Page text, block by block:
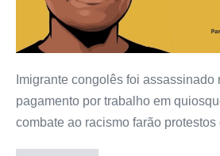
Imigrante congolês foi assassinado
pagamento por trabalho em
combate ao racismo farão protestos